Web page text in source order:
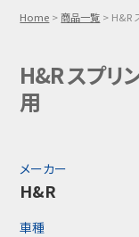
Home 商品一覧 H&R
H&R スプリ
用
メーカー
H&R
車種